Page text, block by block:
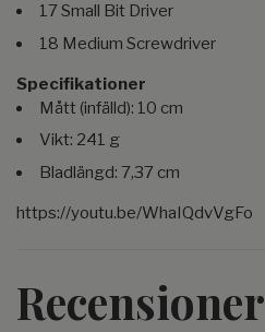
17 Small Bit Driver
18 Medium Screwdriver
Specifikationer
Mått (infälld): 10 cm
Vikt: 241 g
Bladlängd: 7,37 cm
https://youtu.be/WhaIQdvVgFo
Recensioner